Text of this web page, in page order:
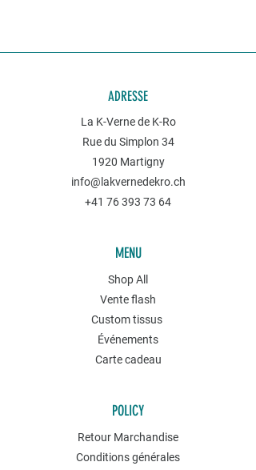
ADRESSE
La K-Verne de K-Ro
Rue du Simplon 34
1920 Martigny
info@lakvernedekro.ch
+41 76 393 73 64
MENU
Shop All
Vente flash
Custom tissus
Événements
Carte cadeau
POLICY
Retour Marchandise
Conditions générales